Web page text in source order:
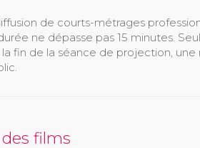
de courts-métrages
ne dépasse pas 15 minutes.
fin de la séance de projection,
films